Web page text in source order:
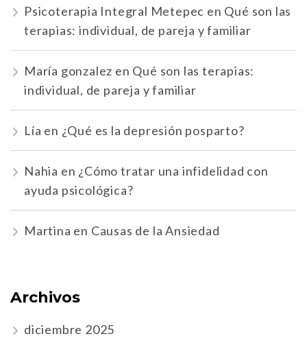
Psicoterapia Integral Metepec en Qué son las
terapias: individual, de pareja y familiar
María gonzalez en Qué son las terapias:
individual, de pareja y familiar
Lía en ¿Qué es la depresión posparto?
Nahia en ¿Cómo tratar una infidelidad con
ayuda psicológica?
Martina en Causas de la Ansiedad
Archivos
diciembre 2025